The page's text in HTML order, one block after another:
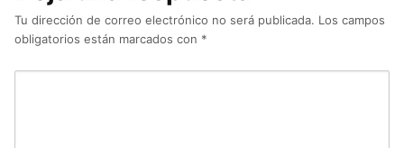
Tu dirección de correo electrónico no será publicada. Los campos
obligatorios están marcados con *